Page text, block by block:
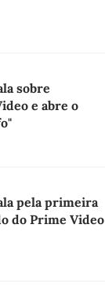
sobre
e abre o
pela primeira
do Prime Video